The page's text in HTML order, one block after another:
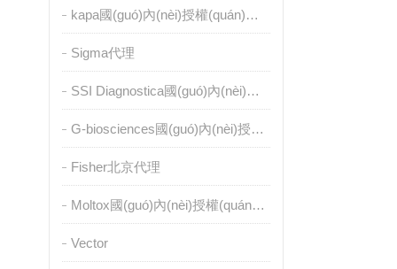
kapa國(guó)內(nèi)授權(quán)代理
Sigma代理
SSI Diagnostica國(guó)內(nèi)授權(quán)代理
G-biosciences國(guó)內(nèi)授權(quán)代理
Fisher北京代理
Moltox國(guó)內(nèi)授權(quán)代理
Vector